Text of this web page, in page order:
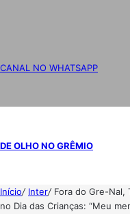
CANAL NO WHATSAPP
DE OLHO NO GRÊMIO
Início/ Inter/ Fora do Gre-Nal,
no Dia das Crianças: “Meu